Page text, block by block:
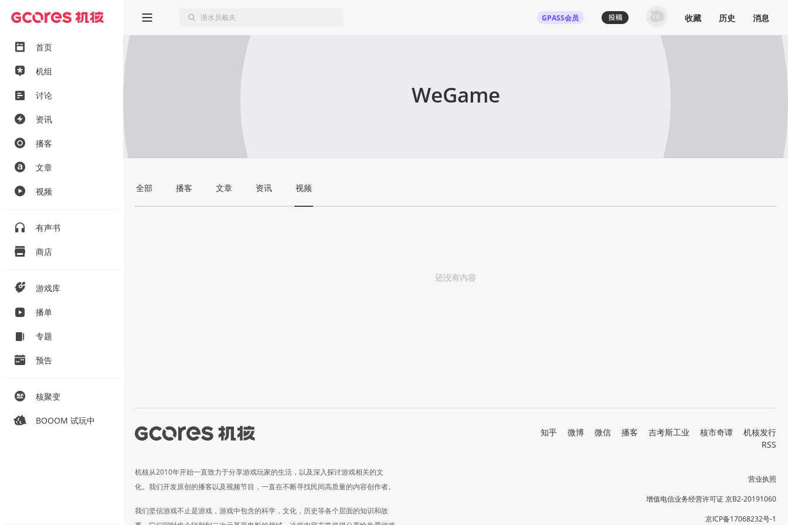
首页
机组
讨论
资讯
播客
文章
视频
有声书
商店
游戏库
播单
专题
预告
核聚变
BOOOM 试玩中
GPASS会员 收藏 历史 消息
WeGame
全部 播客 文章 资讯 视频
还没有内容
机核从2010年开始一直致力于分享游戏玩家的生活，以及深入探讨游戏相关的文
化。我们开发原创的播客以及视频节目，一直在不断寻找民间高质量的内容创作者。
我们坚信游戏不止是游戏，游戏中包含的科学，文化，历史等各个层面的知识和故
知乎 微博 微信 播客 吉考斯工业 核市奇谭
机核发行
RSS
营业执照
增值电信业务经营许可证 京B2-20191060
京ICP备17068232号-1